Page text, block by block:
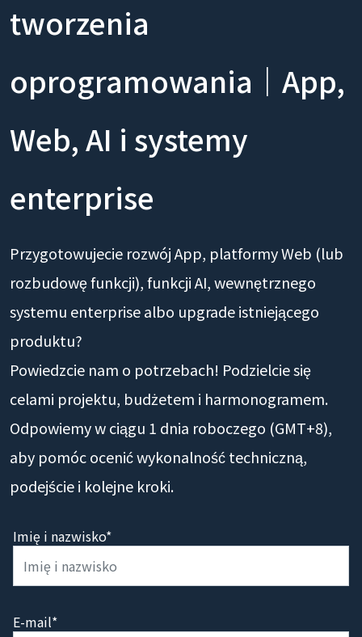
tworzenia
oprogramowania｜App,
Web, AI i systemy
enterprise
Przygotowujecie rozwój App, platformy Web (lub
rozbudowę funkcji), funkcji AI, wewnętrznego
systemu enterprise albo upgrade istniejącego
produktu?
Powiedzcie nam o potrzebach! Podzielcie się
celami projektu, budżetem i harmonogramem.
Odpowiemy w ciągu 1 dnia roboczego (GMT+8),
aby pomóc ocenić wykonalność techniczną,
podejście i kolejne kroki.
Imię i nazwisko*
E-mail*